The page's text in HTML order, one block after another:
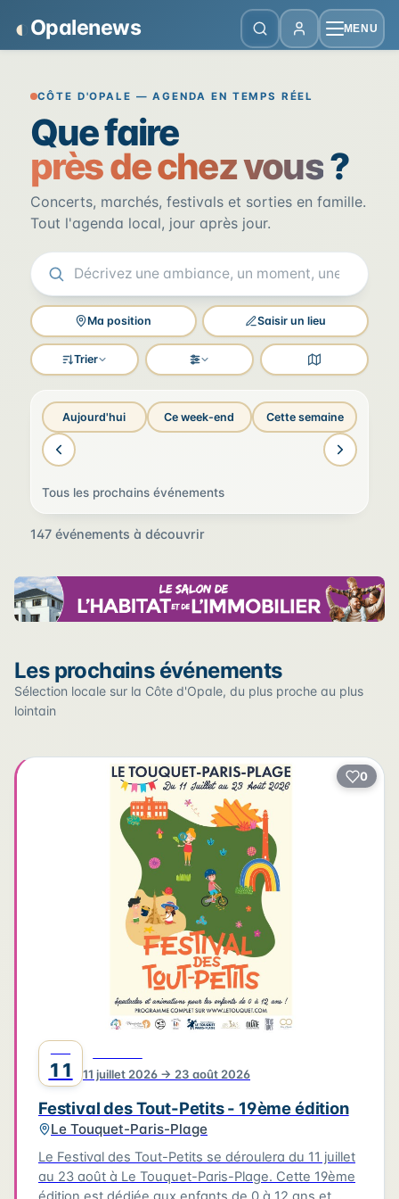
◐ Opalenews MENU
Opalenews — Événements de la
CÔTE D'OPALE — AGENDA EN TEMPS RÉEL
Que faire
près de chez vous?
Concerts, marchés, festivals et sorties en famille.
Tout l'agenda local, jour après jour.
Ma position Saisir un lieu
Trier Filtres Voir la carte
Aujourd'hui Ce week-end Cette semaine
Tous les prochains événements
147 événements à découvrir
Cliquez sur un pin pour voir l'événement — les lieux qui
en accueillent plusieurs sont regroupés.
2
2
12
2 3
6
17
22
4
2
2
3
2
+
Leaflet|©OpenStreetMap
Les prochains événements
Sélection locale sur la Côte d'Opale, du plus proche au plus
lointain
0
11 11 juillet 2026 → 23 août 2026
Festival des Tout-Petits - 19ème édition
Le Touquet-Paris-Plage
Le Festival des Tout-Petits se déroulera du 11 juillet
au 23 août à Le Touquet-Paris-Plage. Cette 19ème